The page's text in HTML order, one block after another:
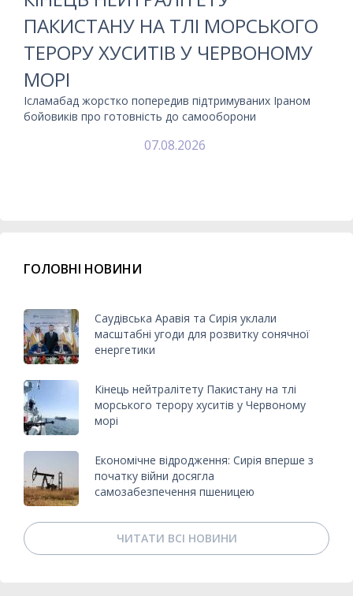
ПАКИСТАНУ НА ТЛІ МОРСЬКОГО
ТЕРОРУ ХУСИТІВ У ЧЕРВОНОМУ
МОРІ
Ісламабад жорстко попередив підтримуваних Іраном
бойовиків про готовність до самооборони
07.08.2026
ГОЛОВНІ НОВИНИ
Саудівська Аравія та Сирія уклали
масштабні угоди для розвитку сонячної
енергетики
Кінець нейтралітету Пакистану на тлі
морського терору хуситів у Червоному
морі
Економічне відродження: Сирія вперше з
початку війни досягла
самозабезпечення пшеницею
ЧИТАТИ ВСІ НОВИНИ